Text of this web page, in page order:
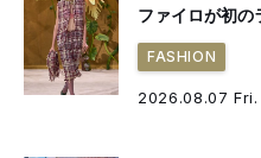
ファイロが初の
FASHION
2026.08.07